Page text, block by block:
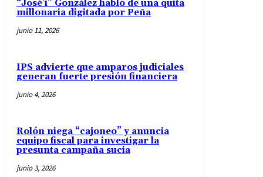
“José’i” González habló de una quita
millonaria digitada por Peña
junio 11, 2026
IPS advierte que amparos judiciales
generan fuerte presión financiera
junio 4, 2026
Rolón niega “cajoneo” y anuncia
equipo fiscal para investigar la
presunta campaña sucia
junio 3, 2026